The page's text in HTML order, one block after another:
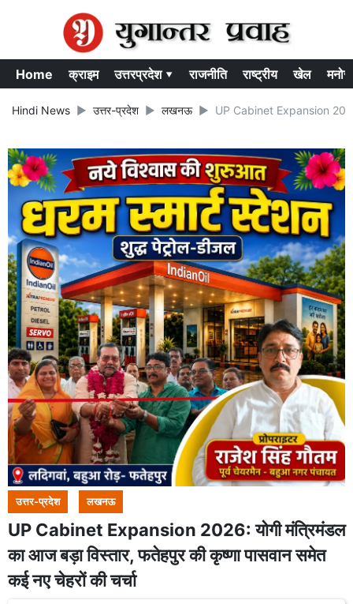
Home क्राइम उत्तरप्रदेश ▾ राजनीति राष्ट्रीय खेल
Hindi News उत्तर-प्रदेश लखनऊ UP Cabinet Expansion
उत्तर-प्रदेश लखनऊ
UP Cabinet Expansion 2026: योगी मंत्रिमंडल
का आज बड़ा विस्तार, फतेहपुर की कृष्णा पासवान समेत
कई नए चेहरों की चर्चा